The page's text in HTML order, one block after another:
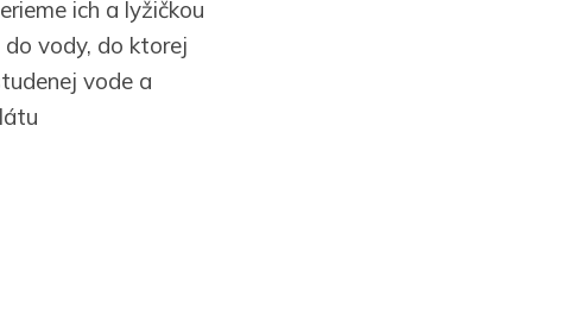
ich a lyžičkou
vody, do ktorej
vode a